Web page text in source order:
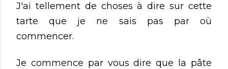
J'ai tellement de choses à dire sur cette
tarte que je ne sais pas par où
commencer.
Je commence par vous dire que la pâte